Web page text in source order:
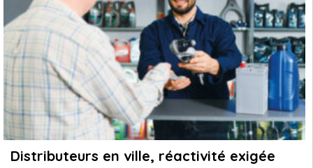
Distributeurs en ville, réactivité exigée